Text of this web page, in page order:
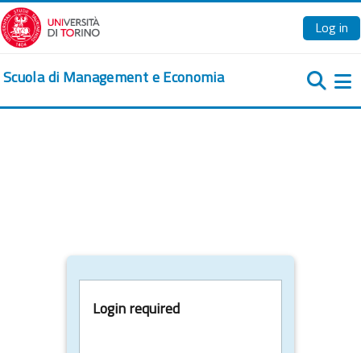
Skip to main content
Log in
Scuola di Management e Economia
Login required